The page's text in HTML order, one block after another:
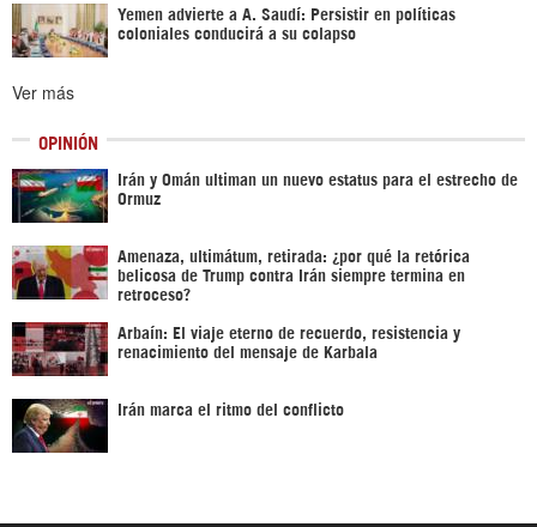
Yemen advierte a A. Saudí: Persistir en políticas
coloniales conducirá a su colapso
Ver más
OPINIÓN
Irán y Omán ultiman un nuevo estatus para el estrecho de
Ormuz
Amenaza, ultimátum, retirada: ¿por qué la retórica
belicosa de Trump contra Irán siempre termina en
retroceso?
Arbaín: El viaje eterno de recuerdo, resistencia y
renacimiento del mensaje de Karbala
Irán marca el ritmo del conflicto